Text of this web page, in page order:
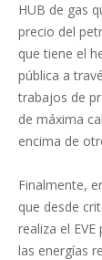
HUB de gas
precio del
que tiene el
pública a
trabajos de
de máxima
encima de
Finalmente,
que desde
realiza el
las energías